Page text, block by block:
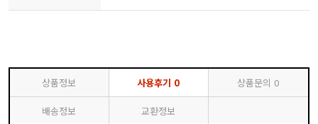
상품정보 사용후기 0 상품문의 0
배송정보 교환정보